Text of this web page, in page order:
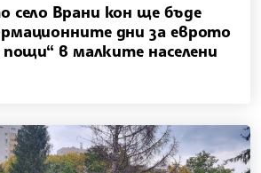
село Врани кон ще бъде
дни за еврото
пощи“ в малките населени